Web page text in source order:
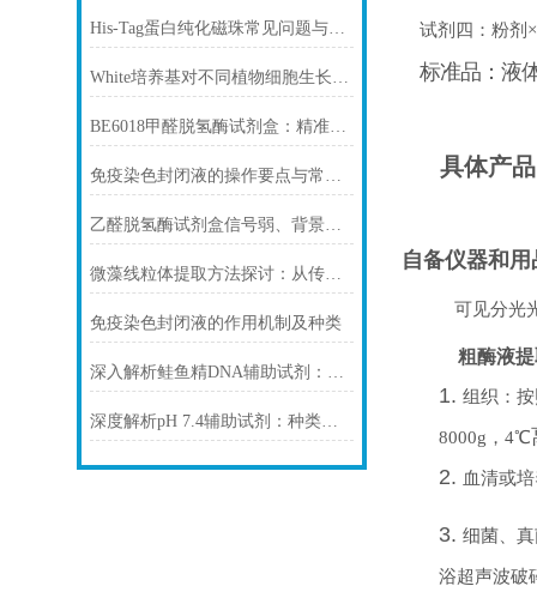
His-Tag蛋白纯化磁珠常见问题与解决方案
White培养基对不同植物细胞生长的影响
BE6018甲醛脱氢酶试剂盒：精准检测赋能多领域，标准化流程破解行业痛点
免疫染色封闭液的操作要点与常见问题解决方案
乙醛脱氢酶试剂盒信号弱、背景高、重复性差怎么办？
微藻线粒体提取方法探讨：从传统技术到试剂盒方案
免疫染色封闭液的作用机制及种类
深入解析鲑鱼精DNA辅助试剂：原理、特性与规范操作
深度解析pH 7.4辅助试剂：种类、选择
试剂四：粉剂
标准品：液
具体产
自备仪器和用
可见分光
粗酶液
1. 组织：
8000g，4℃
2. 血清或
3. 细菌、
浴超声波破